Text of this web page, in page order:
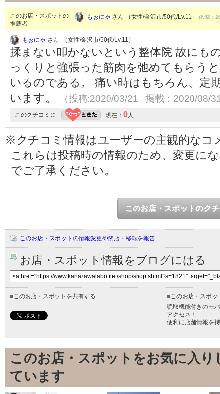
このお店・スポットの
推薦者
もぉにゃ さん （女性/金沢市/50代/Lv.11） (投稿：
もぉにゃ さん （女性/金沢市/50代/Lv.11）
揉まない叩かないという整体院 故にも
っくりと強張った筋肉を弛めてもらう
いるのである。 痛い時はもちろん、定
います。
（投稿:2020/03/21 掲載：2020/08/
このクチコミに 現在： 0人
※クチコミ情報はユーザーの主観的なコ
これらは投稿時の情報のため、変更に
でご了承ください。
このお店・スポットのク
このお店・スポットの情報変更や閉店・移転を報告
お店・スポット情報をブログにはる
■このお店・スポットを共有する ■このお店・スポッ
読取機能付きのモ
アクセス！
便利に店舗情報を
このお店・スポットをお気に入
ています